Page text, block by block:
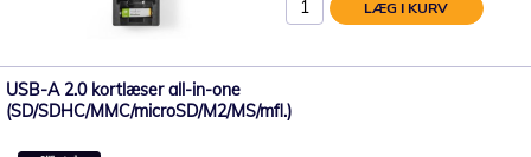
LÆG I KURV
USB-A 2.0 kortlæser all-in-one
(SD/SDHC/MMC/microSD/M2/MS/mfl.)